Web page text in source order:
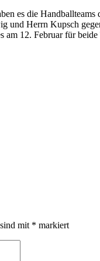
es die
Herrn Kupsch
12. Februar für
mit * markiert